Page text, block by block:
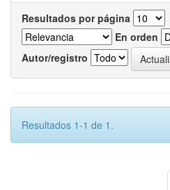
Resultados por página
En orden
Autor/registro
Resultados 1-1 de 1.